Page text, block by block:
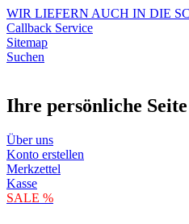
WIR LIEFERN AUCH IN DIE
Callback Service
Sitemap
Suchen
Ihre persönliche Seite
Über uns
Konto erstellen
Merkzettel
Kasse
SALE %